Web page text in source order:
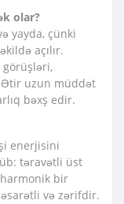
olar?
yayda, çünki
açılır.
uzun müddət
bəxş edir.
enerjisini
təravətli üst
bir
və zərifdir.